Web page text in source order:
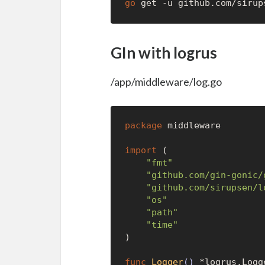
go
GIn with logrus
/app/middleware/log.go
package middleware
import (
"fmt"
"github.com/gin-
"github.com/sirupsen/
"os"
"path"
"time"
)
func Logger()